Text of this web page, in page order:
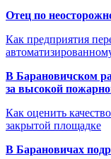
Отец по
Как предприятия
В Барановичском
за высокой
Как оценить
закрытой площадке
В Барановичах